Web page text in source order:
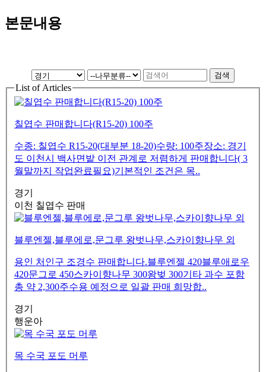
본문내용
List of Articles
칠엽수 판매합니다(R15-20) 100주
수종: 칠엽수 R15-20(대부분 18-20)수량: 100주장소: 경기
도 이천시 백사면밭 이전 관계로 저렴하게 판매합니다( 3
월말까지 작업완료필요)기본적인 조건은 목..
경기
이천 칠엽수 판매
블루엔젤,블루에로,문그루 왕벗나무,스카이향나무 외
용인 처인구 조경수 판매합니다.블루엔젤 420블루애로우
420문그로 450스카이향나무 300왕벚 300기타 과수 포함
총 약 2,300주수용 예정으로 일괄 판매 희망합..
경기
행운아
목 수국 포도 머루